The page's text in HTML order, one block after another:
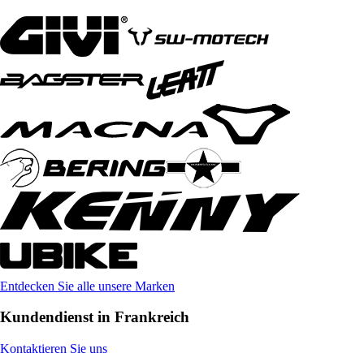
Entdecken Sie alle unsere Marken
Kundendienst in Frankreich
Kontaktieren Sie uns